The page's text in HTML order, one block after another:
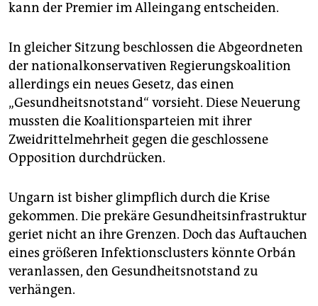
kann der Premier im Alleingang entscheiden.
In gleicher Sitzung beschlossen die Abgeordneten
der nationalkonservativen Regierungskoalition
allerdings ein neues Gesetz, das einen
„Gesundheitsnotstand“ vorsieht. Diese Neuerung
mussten die Koalitionsparteien mit ihrer
Zweidrittelmehrheit gegen die geschlossene
Opposition durchdrücken.
Ungarn ist bisher glimpflich durch die Krise
gekommen. Die prekäre Gesundheitsinfrastruktur
geriet nicht an ihre Grenzen. Doch das Auftauchen
eines größeren Infektionsclusters könnte Orbán
veranlassen, den Gesundheitsnotstand zu
verhängen.